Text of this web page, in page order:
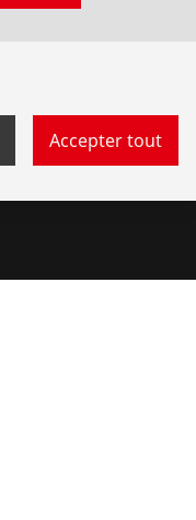
Accepter tout